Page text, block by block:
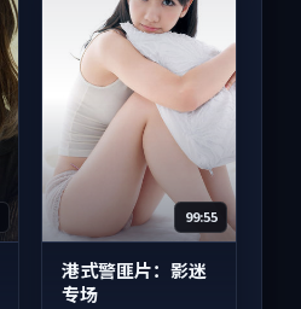
99:55
港式警匪片：影迷
专场